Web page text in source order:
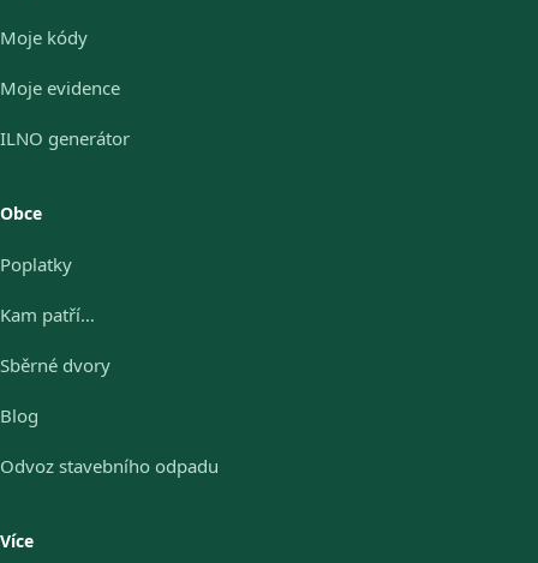
Moje kódy
Moje evidence
ILNO generátor
Obce
Poplatky
Kam patří…
Sběrné dvory
Blog
Odvoz stavebního odpadu
Více